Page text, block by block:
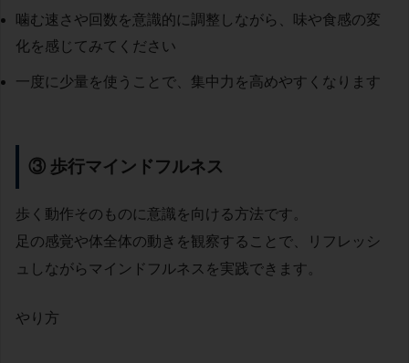
噛む速さや回数を意識的に調整しながら、味や食感の変
化を感じてみてください
一度に少量を使うことで、集中力を高めやすくなります
③ 歩行マインドフルネス
歩く動作そのものに意識を向ける方法です。
足の感覚や体全体の動きを観察することで、リフレッシ
ュしながらマインドフルネスを実践できます。
やり方